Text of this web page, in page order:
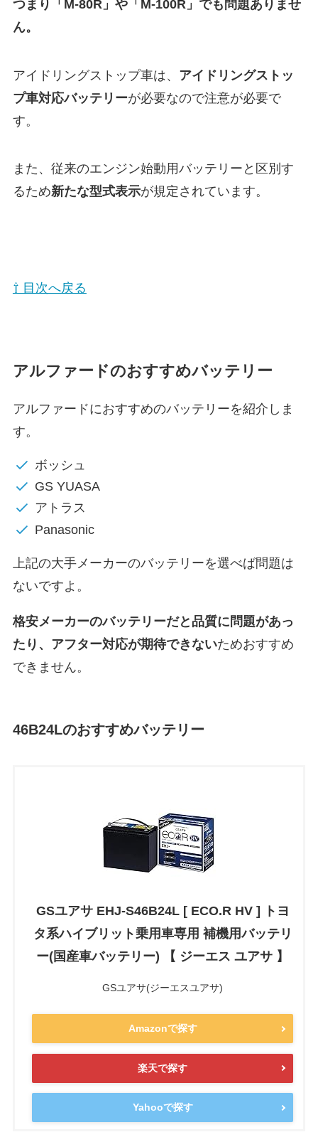
つまり「M-80R」や「M-100R」でも問題ありませ
ん。
アイドリングストップ車は、 アイドリングストッ
プ車対応バッテリーが必要なので注意が必要で
す。
また、従来のエンジン始動用バッテリーと区別す
るため新たな型式表示が規定されています。
⇧ 目次へ戻る
アルファードのおすすめバッテリー
アルファードにおすすめのバッテリーを紹介しま
す。
ボッシュ
GS YUASA
アトラス
Panasonic
上記の大手メーカーのバッテリーを選べば問題は
ないですよ。
格安メーカーのバッテリーだと 品質に問題があっ
たり、アフター対応が期待できないためおすすめ
できません。
46B24Lのおすすめバッテリー
GSユアサ EHJ-S46B24L [ ECO.R HV ] トヨ
タ系ハイブリット乗用車専用 補機用バッテリ
ー(国産車バッテリー) 【 ジーエス ユアサ 】
GSユアサ(ジーエスユアサ)
Amazonで探す
楽天で探す
Yahooで探す